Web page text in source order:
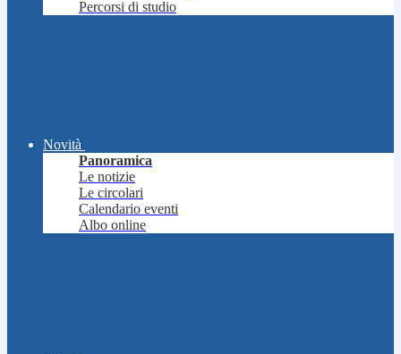
Percorsi di studio
Novità
Panoramica
Le notizie
Le circolari
Calendario eventi
Albo online